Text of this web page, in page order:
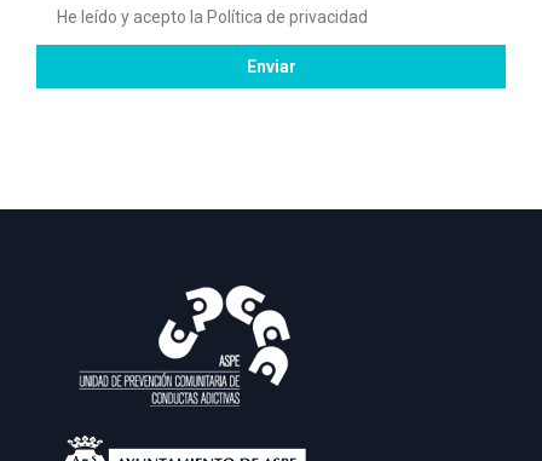
He leído y acepto la Política de privacidad